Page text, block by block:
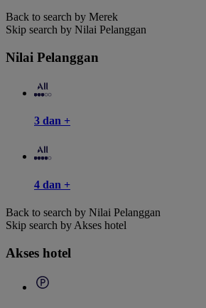
Back to search by Merek
Skip search by Nilai Pelanggan
Nilai Pelanggan
3 dan +
4 dan +
Back to search by Nilai Pelanggan
Skip search by Akses hotel
Akses hotel